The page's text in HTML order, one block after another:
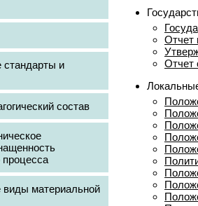
и
состав
процесса
материальной
Отчет
Отчет